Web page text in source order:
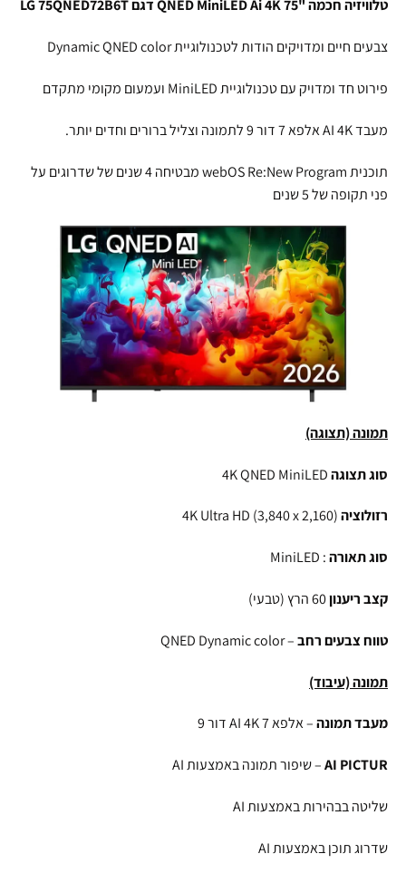
טלוויזיה חכמה "75 QNED MiniLED Ai 4K דגם LG 75QNED72B6T
צבעים חיים ומדויקים הודות לטכנולוגיית Dynamic QNED color
פירוט חד ומדויק עם טכנולוגיית MiniLED ועמעום מקומי מתקדם
מעבד AI 4K אלפא 7 דור 9 לתמונה וצליל ברורים וחדים יותר.
תוכנית webOS Re:New Program מבטיחה 4 שנים של שדרוגים על
פני תקופה של 5 שנים
תמונה (תצוגה)
סוג תצוגה
רזולוציה
סוג תאורה: MiniLED
קצב ריענון
טווח צבעים רחב– QNED Dynamic color
תמונה (עיבוד)
מעבד תמונה– אלפא 7 AI 4K דור 9
AI PICTUR– שיפור תמונה באמצעות AI
שליטה בבהירות באמצעות AI
שדרוג תוכן באמצעות AI